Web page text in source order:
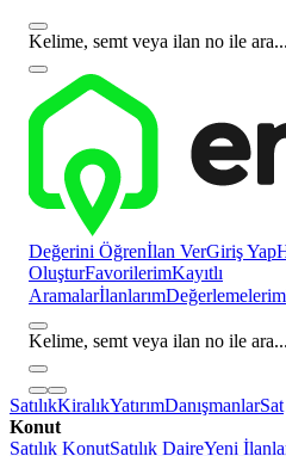
Kelime, semt veya ilan no ile ara...
Değerini Öğrenİlan VerGiriş Yap
OluşturFavorilerimKayıtlı
AramalarİlanlarımDeğerlemelerim
Kelime, semt veya ilan no ile ara...
SatılıkKiralıkYatırımDanışmanlarSat
Konut
Satılık KonutSatılık DaireYeni